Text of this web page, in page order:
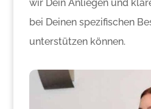
wir Dein Anliegen und
bei Deinen spezifischen
unterstützen können.